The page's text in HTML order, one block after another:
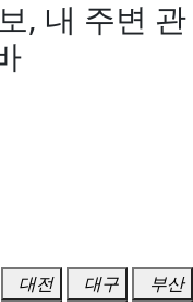
, 내 주변 관
대전 대구
부산